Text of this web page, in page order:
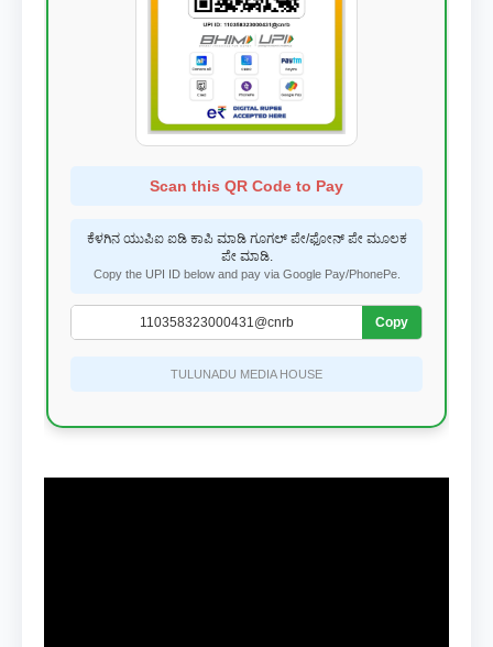
Scan this QR Code to Pay
ಕೆಳಗಿನ ಯುಪಿಐ ಐಡಿ ಕಾಪಿ ಮಾಡಿ ಗೂಗಲ್ ಪೇ/ಫೋನ್ ಪೇ ಮೂಲಕ
ಪೇ ಮಾಡಿ.
Copy the UPI ID below and pay via Google Pay/PhonePe.
Copy
TULUNADU MEDIA HOUSE